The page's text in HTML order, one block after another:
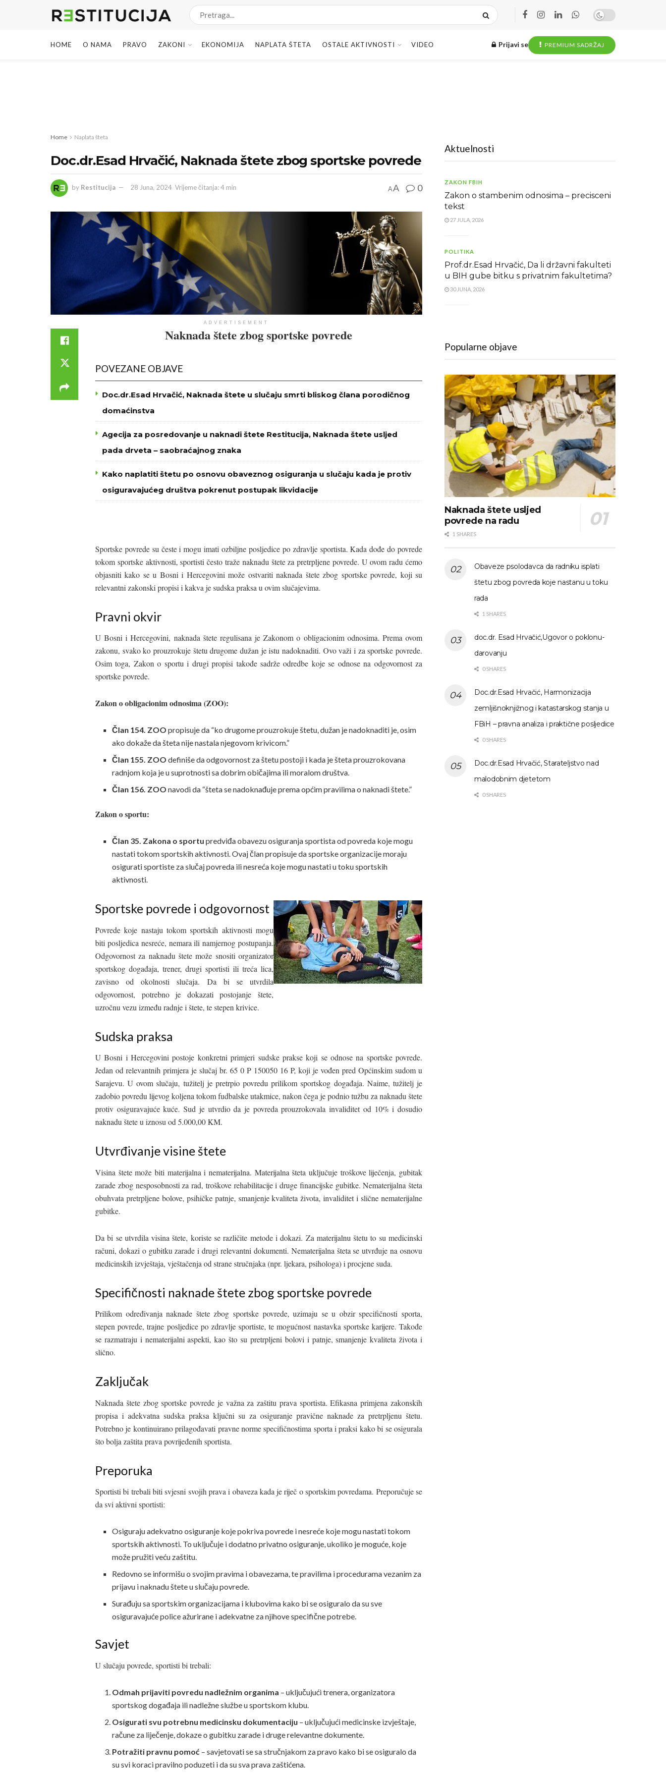
HOME O NAMA PRAVO ZAKONI EKONOMIJA NAPLATA ŠTETA OSTALE AKTIVNOSTI VIDEO Prijavi se PREMIUM SADRŽAJ
Home Naplata šteta
Doc.dr.Esad Hrvačić, Naknada štete zbog sportske povrede
by Restitucija 28 Juna, 2024 Vrijeme čitanja: 4 min AA 0
ADVERTISEMENT
Naknada štete zbog sportske povrede
POVEZANE OBJAVE
Doc.dr.Esad Hrvačić, Naknada štete u slučaju smrti bliskog člana porodičnog
domaćinstva
Agecija za posredovanje u naknadi štete Restitucija, Naknada štete usljed
pada drveta – saobraćajnog znaka
Kako naplatiti štetu po osnovu obaveznog osiguranja u slučaju kada je protiv
osiguravajućeg društva pokrenut postupak likvidacije
Sportske povrede su česte i mogu imati ozbiljne posljedice po zdravlje sportista. Kada dođe do povrede
tokom sportske aktivnosti, sportisti često traže naknadu štete za pretrpljene povrede. U ovom radu ćemo
objasniti kako se u Bosni i Hercegovini može ostvariti naknada štete zbog sportske povrede, koji su
relevantni zakonski propisi i kakva je sudska praksa u ovim slučajevima.
Pravni okvir
U Bosni i Hercegovini, naknada štete regulisana je Zakonom o obligacionim odnosima. Prema ovom
zakonu, svako ko prouzrokuje štetu drugome dužan je istu nadoknaditi. Ovo važi i za sportske povrede.
Osim toga, Zakon o sportu i drugi propisi takođe sadrže odredbe koje se odnose na odgovornost za
sportske povrede.
Zakon o obligacionim odnosima (ZOO):
Član 154. ZOO propisuje da “ko drugome prouzrokuje štetu, dužan je nadoknaditi je, osim
ako dokaže da šteta nije nastala njegovom krivicom.”
Član 155. ZOO definiše da odgovornost za štetu postoji i kada je šteta prouzrokovana
radnjom koja je u suprotnosti sa dobrim običajima ili moralom društva.
Član 156. ZOO navodi da “šteta se nadoknađuje prema općim pravilima o naknadi štete.”
Zakon o sportu:
Član 35. Zakona o sportu predviđa obavezu osiguranja sportista od povreda koje mogu
nastati tokom sportskih aktivnosti. Ovaj član propisuje da sportske organizacije moraju
osigurati sportiste za slučaj povreda ili nesreća koje mogu nastati u toku sportskih
aktivnosti.
Sportske povrede i odgovornost
Povrede koje nastaju tokom sportskih aktivnosti mogu
biti posljedica nesreće, nemara ili namjernog postupanja.
Odgovornost za naknadu štete može snositi organizator
sportskog događaja, trener, drugi sportisti ili treća lica,
zavisno od okolnosti slučaja. Da bi se utvrdila
odgovornost, potrebno je dokazati postojanje štete,
uzročnu vezu između radnje i štete, te stepen krivice.
Sudska praksa
U Bosni i Hercegovini postoje konkretni primjeri sudske prakse koji se odnose na sportske povrede.
Jedan od relevantnih primjera je slučaj br. 65 0 P 150050 16 P, koji je vođen pred Općinskim sudom u
Sarajevu. U ovom slučaju, tužitelj je pretrpio povredu prilikom sportskog događaja. Naime, tužitelj je
zadobio povredu lijevog koljena tokom fudbalske utakmice, nakon čega je podnio tužbu za naknadu štete
protiv osiguravajuće kuće. Sud je utvrdio da je povreda prouzrokovala invaliditet od 10% i dosudio
naknadu štete u iznosu od 5.000,00 KM.
Utvrđivanje visine štete
Visina štete može biti materijalna i nematerijalna. Materijalna šteta uključuje troškove liječenja, gubitak
zarade zbog nesposobnosti za rad, troškove rehabilitacije i druge financijske gubitke. Nematerijalna šteta
obuhvata pretrpljene bolove, psihičke patnje, smanjenje kvaliteta života, invaliditet i slične nematerijalne
gubitke.
Da bi se utvrdila visina štete, koriste se različite metode i dokazi. Za materijalnu štetu to su medicinski
računi, dokazi o gubitku zarade i drugi relevantni dokumenti. Nematerijalna šteta se utvrđuje na osnovu
medicinskih izvještaja, vještačenja od strane stručnjaka (npr. ljekara, psihologa) i procjene suda.
Specifičnosti naknade štete zbog sportske povrede
Prilikom određivanja naknade štete zbog sportske povrede, uzimaju se u obzir specifičnosti sporta,
stepen povrede, trajne posljedice po zdravlje sportiste, te mogućnost nastavka sportske karijere. Takođe
se razmatraju i nematerijalni aspekti, kao što su pretrpljeni bolovi i patnje, smanjenje kvaliteta života i
slično.
Zaključak
Naknada štete zbog sportske povrede je važna za zaštitu prava sportista. Efikasna primjena zakonskih
propisa i adekvatna sudska praksa ključni su za osiguranje pravične naknade za pretrpljenu štetu.
Potrebno je kontinuirano prilagođavati pravne norme specifičnostima sporta i praksi kako bi se osigurala
što bolja zaštita prava povrijeđenih sportista.
Preporuka
Sportisti bi trebali biti svjesni svojih prava i obaveza kada je riječ o sportskim povredama. Preporučuje se
da svi aktivni sportisti:
Osiguraju adekvatno osiguranje koje pokriva povrede i nesreće koje mogu nastati tokom
sportskih aktivnosti. To uključuje i dodatno privatno osiguranje, ukoliko je moguće, koje
može pružiti veću zaštitu.
Redovno se informišu o svojim pravima i obavezama, te pravilima i procedurama vezanim za
prijavu i naknadu štete u slučaju povrede.
Surađuju sa sportskim organizacijama i klubovima kako bi se osiguralo da su sve
osiguravajuće police ažurirane i adekvatne za njihove specifične potrebe.
Savjet
U slučaju povrede, sportisti bi trebali:
Odmah prijaviti povredu nadležnim organima – uključujući trenera, organizatora
sportskog događaja ili nadležne službe u sportskom klubu.
Osigurati svu potrebnu medicinsku dokumentaciju – uključujući medicinske izvještaje,
račune za liječenje, dokaze o gubitku zarade i druge relevantne dokumente.
Potražiti pravnu pomoć – savjetovati se sa stručnjakom za pravo kako bi se osiguralo da
su svi koraci pravilno poduzeti i da su sva prava zaštićena.
Aktuelnosti
ZAKON FBIH
Zakon o stambenim odnosima – precisceni
tekst
27 JULA, 2026
POLITIKA
Prof.dr.Esad Hrvačić, Da li državni fakulteti
u BIH gube bitku s privatnim fakultetima?
30 JUNA, 2026
Popularne objave
Naknada štete usljed
povrede na radu
1 SHARES
Obaveze psolodavca da radniku isplati
štetu zbog povreda koje nastanu u toku
rada
1 SHARES
doc.dr. Esad Hrvačić,Ugovor o poklonu-
darovanju
0 SHARES
Doc.dr.Esad Hrvačić, Harmonizacija
zemljišnoknjižnog i katastarskog stanja u
FBiH – pravna analiza i praktične posljedice
0 SHARES
Doc.dr.Esad Hrvačić, Starateljstvo nad
malodobnim djetetom
0 SHARES